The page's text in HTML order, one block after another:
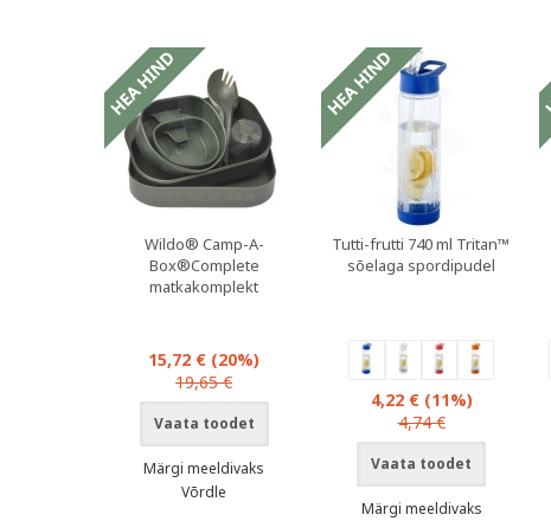
Wildo® Camp-A-
Box®Complete
matkakomplekt
15,72 € (20%)
19,65 €
Vaata toodet
Märgi meeldivaks
Võrdle
Tutti-frutti 740 ml Tritan™
sõelaga spordipudel
4,22 € (11%)
4,74 €
Vaata toodet
Märgi meeldivaks
Sooduspakkumised Sooduspakkumised